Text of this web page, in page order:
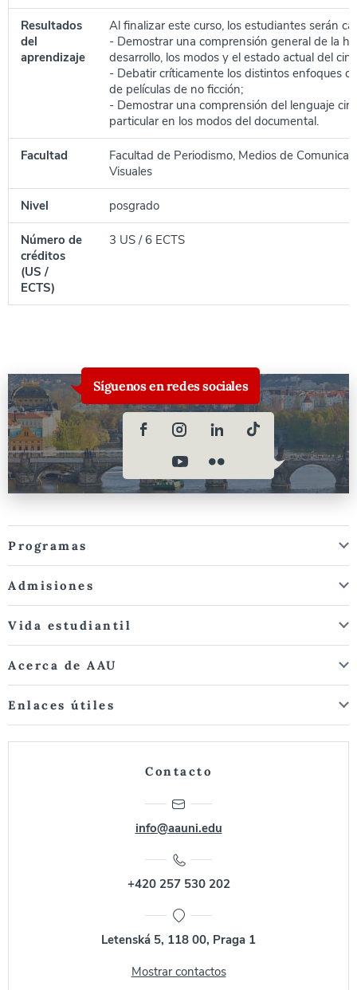
Resultados
del
aprendizaje
Al finalizar este curso, los estudiantes serán
- Demostrar una comprensión general de la
desarrollo, los modos y el estado actual del
- Debatir críticamente los distintos enfoques
de películas de no ficción;
- Demostrar una comprensión del lenguaje
particular en los modos del documental.
Facultad
Facultad de Periodismo, Medios de
Visuales
Nivel posgrado
Número de
créditos
(US /
ECTS)
3 US / 6 ECTS
Síguenos en redes sociales
Programas
Admisiones
Vida estudiantil
Acerca de AAU
Enlaces útiles
Contacto
info@aauni.edu
+420 257 530 202
Letenská 5, 118 00, Praga 1
Mostrar contactos